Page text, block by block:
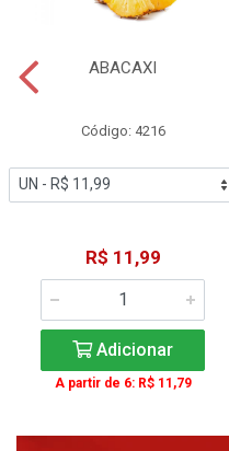
ABACAXI
Código: 4216
R$ 11,99
Adicionar
A partir de 6: R$ 11,79